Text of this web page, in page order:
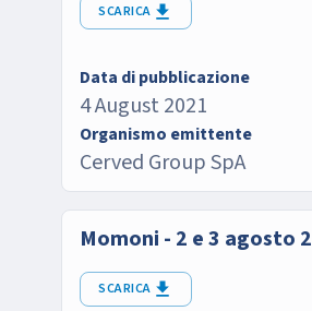
SCARICA
Data di pubblicazione
4 August 2021
Organismo emittente
Cerved Group SpA
Momoni - 2 e 3 agosto
SCARICA